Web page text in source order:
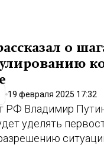
о
19 февраля 2025 17:32
РФ Владимир
уделять